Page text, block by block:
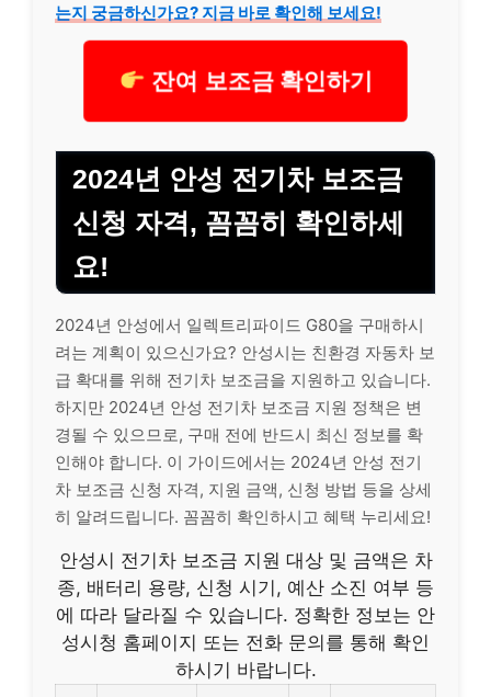
는지 궁금하신가요? 지금 바로 확인해 보세요!
잔여 보조금 확인하기
2024년 안성 전기차 보조금
신청 자격, 꼼꼼히 확인하세
요!
2024년 안성에서 일렉트리파이드 G80을 구매하시
려는 계획이 있으신가요? 안성시는 친환경 자동차 보
급 확대를 위해 전기차 보조금을 지원하고 있습니다.
하지만 2024년 안성 전기차 보조금 지원 정책은 변
경될 수 있으므로, 구매 전에 반드시 최신 정보를 확
인해야 합니다. 이 가이드에서는 2024년 안성 전기
차 보조금 신청 자격, 지원 금액, 신청 방법 등을 상세
히 알려드립니다. 꼼꼼히 확인하시고 혜택 누리세요!
안성시 전기차 보조금 지원 대상 및 금액은 차
종, 배터리 용량, 신청 시기, 예산 소진 여부 등
에 따라 달라질 수 있습니다. 정확한 정보는 안
성시청 홈페이지 또는 전화 문의를 통해 확인
하시기 바랍니다.